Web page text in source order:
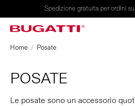
Spedizione gratuita per ordini
Home Posate
POSATE
Le posate sono un accessorio